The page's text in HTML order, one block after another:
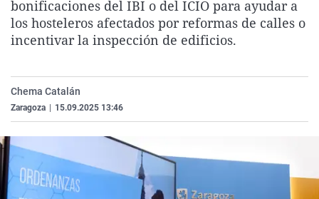
La rosa de los vientos
Gente viajera
Caso
Retornados
Extremadura
Galicia
Virales
Televisión
bonificaciones del IBI o del ICIO para ayudar a
los hosteleros afectados por reformas de calles o
incentivar la inspección de edificios.
Chema Catalán
Zaragoza 15.09.2025 13:46